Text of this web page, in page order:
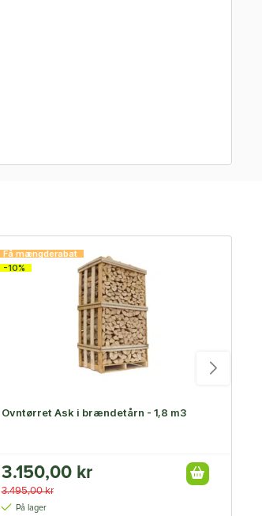
Få mængderabat
-10%
Ovntørret Ask i brændetårn - 1,8 m3
3.150,00 kr
3.495,00 kr
På lager